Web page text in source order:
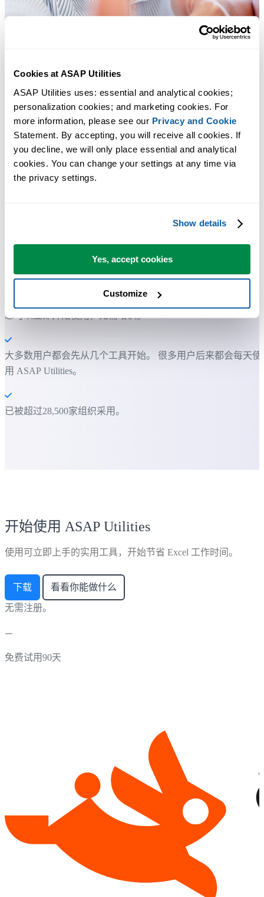
Cookies at ASAP Utilities
ASAP Utilities uses: essential and analytical cookies;
personalization cookies; and marketing cookies. For
more information, please see our Privacy and Cookie
Statement. By accepting, you will receive all cookies. If
you decline, we will only place essential and analytical
cookies. You can change your settings at any time via
the privacy settings.
Show details
Yes, accept cookies
Customize
ASAP Utilities 帮助您节省时间，并实现 Excel 本身无法完成的
作。
您可以立即开始使用，无需培训。
大多数用户都会先从几个工具开始。 很多用户后来都会每天使
用 ASAP Utilities。
已被超过28,500家组织采用。
开始使用 ASAP Utilities
使用可立即上手的实用工具，开始节省 Excel 工作时间。
下载 看看你能做什么
无需注册。
免费试用90天